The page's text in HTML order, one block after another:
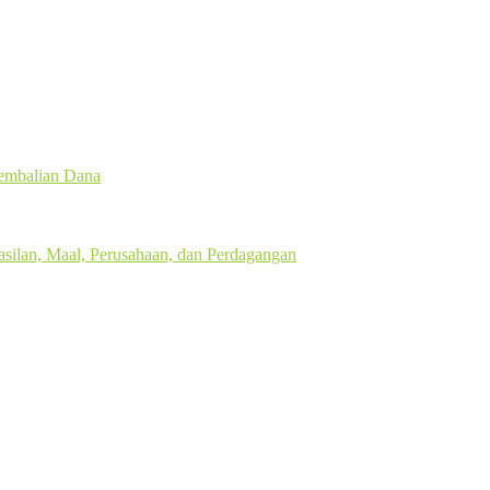
Dana
Maal, Perusahaan, dan Perdagangan